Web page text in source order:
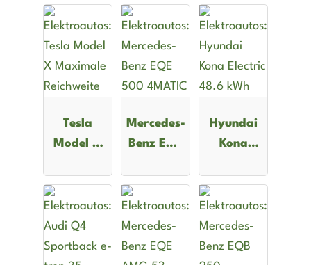
Tesla
Model X
Reichweite
Mercedes-
Benz EQE
4MATIC
Hyundai
Kona
48.6 kWh